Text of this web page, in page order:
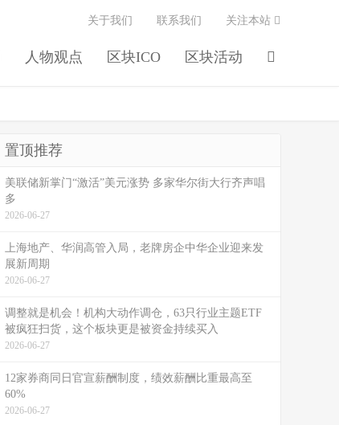
人物观点 区块ICO 区块活动
关于我们 联系我们 关注本站
置顶推荐
美联储新掌门“激活”美元涨势 多家华尔街大行齐声唱
多
2026-06-27
上海地产、华润高管入局，老牌房企中华企业迎来发
展新周期
2026-06-27
调整就是机会！机构大动作调仓，63只行业主题ETF
被疯狂扫货，这个板块更是被资金持续买入
2026-06-27
12家券商同日官宣薪酬制度，绩效薪酬比重最高至
60%
2026-06-27